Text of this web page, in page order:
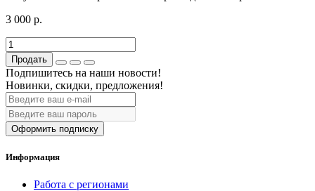
3 000 р.
Продать
Подпишитесь на наши новости!
Новинки, скидки, предложения!
Оформить подписку
Информация
Работа с регионами